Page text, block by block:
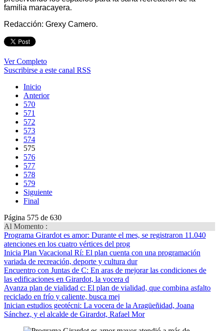
familia maracayera.
Redacción: Grexy Camero.
Ver Completo
Suscribirse a este canal RSS
Inicio
Anterior
570
571
572
573
574
575
576
577
578
579
Siguiente
Final
Página 575 de 630
Al Momento :
Programa Girardot es amor: Durante el mes, se registraron 11.040
atenciones en los cuatro vértices del prog
Inicia Plan Vacacional Rí: El plan cuenta con una programación
variada de recreación, deporte y cultura dur
Encuentro con Juntas de C: En aras de mejorar las condiciones de
las edificaciones en Girardot, la vocera d
Avanza plan de vialidad c: El plan de vialidad, que combina asfalto
reciclado en frío y caliente, busca mej
Inician estudios geotécni: La vocera de la Aragüeñidad, Joana
Sánchez, y el alcalde de Girardot, Rafael Mor